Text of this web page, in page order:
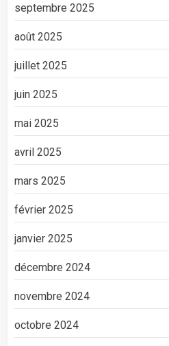
septembre 2025
août 2025
juillet 2025
juin 2025
mai 2025
avril 2025
mars 2025
février 2025
janvier 2025
décembre 2024
novembre 2024
octobre 2024